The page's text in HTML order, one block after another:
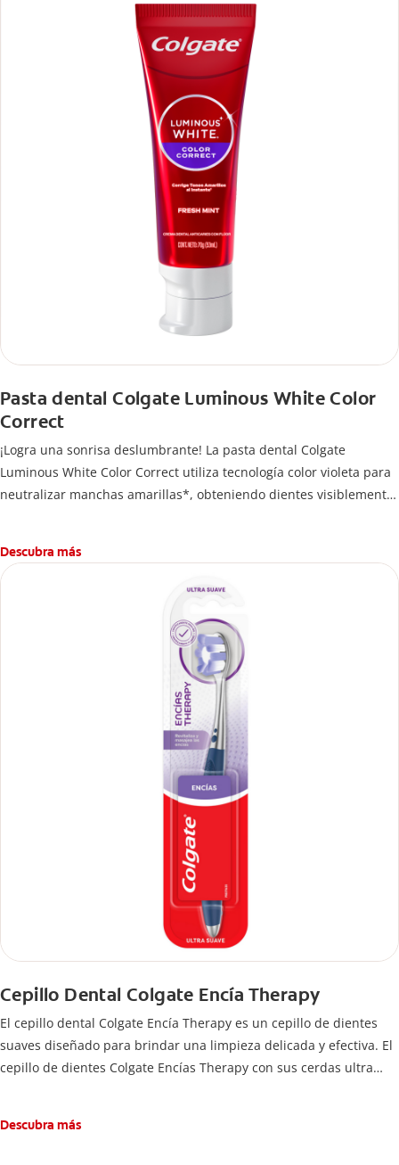
Pasta dental Colgate Luminous White Color
Correct
¡Logra una sonrisa deslumbrante! La pasta dental Colgate
Luminous White Color Correct utiliza tecnología color violeta para
neutralizar manchas amarillas*, obteniendo dientes visiblemente
*El efecto es temporal.
Descubra más
Cepillo Dental Colgate Encía Therapy
El cepillo dental Colgate Encía Therapy es un cepillo de dientes
suaves diseñado para brindar una limpieza delicada y efectiva. El
cepillo de dientes Colgate Encías Therapy con sus cerdas ultra
una punta fina para una limpieza superior en la línea de la encía.
Descubra más